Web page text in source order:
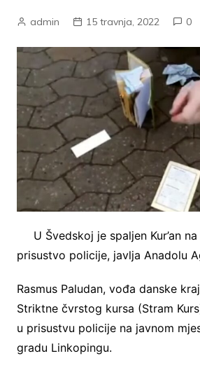
admin 15 travnja, 2022 0
U Švedskoj je spaljen Kur’an
prisustvo policije, javlja Anadolu
Rasmus Paludan, vođa danske
Striktne čvrstog kursa (Stram
u prisustvu policije na javnom
gradu Linkopingu.